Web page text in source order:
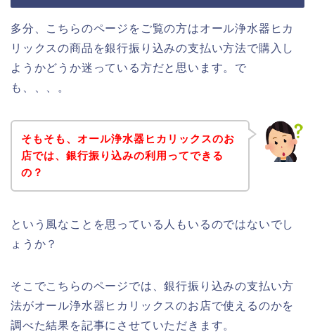
多分、こちらのページをご覧の方はオール浄水器ヒカ
リックスの商品を銀行振り込みの支払い方法で購入し
ようかどうか迷っている方だと思います。で
も、、、。
そもそも、オール浄水器ヒカリックスのお
店では、銀行振り込みの利用ってできる
の？
という風なことを思っている人もいるのではないでし
ょうか？
そこでこちらのページでは、銀行振り込みの支払い方
法がオール浄水器ヒカリックスのお店で使えるのかを
調べた結果を記事にさせていただきます。